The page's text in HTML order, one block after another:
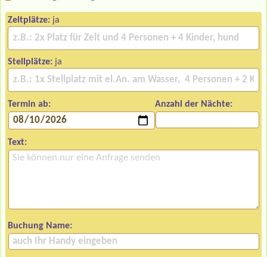
Zeltplätze: ja
Stellplätze: ja
Termin ab: Anzahl der Nächte:
Text:
Buchung Name: